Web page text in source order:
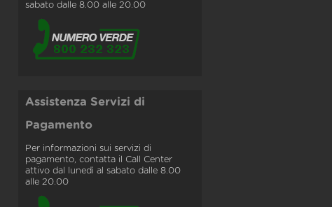
sabato dalle 8.00 alle 20.00
Assistenza Servizi di
Pagamento
Per informazioni sui servizi di
pagamento, contatta il Call Center
attivo dal lunedì al sabato dalle 8.00
alle 20.00